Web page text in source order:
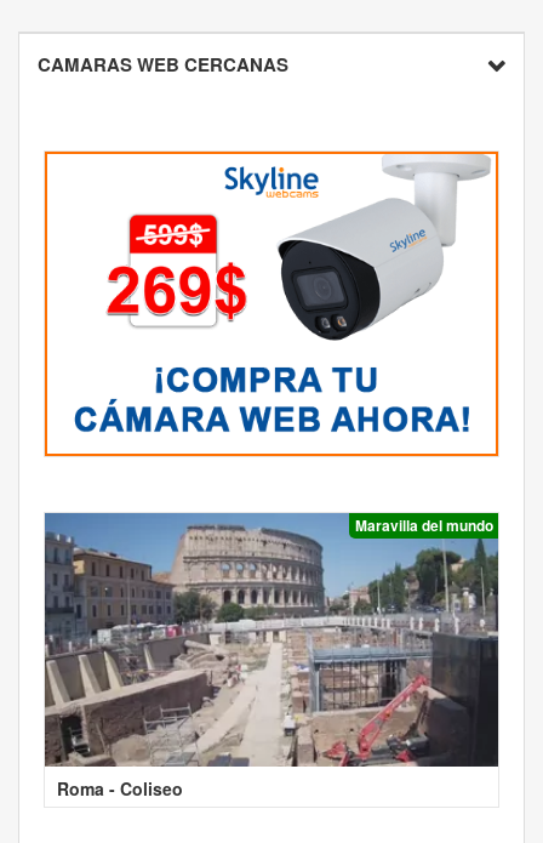
CAMARAS WEB CERCANAS
Maravilla del mundo
Roma - Coliseo